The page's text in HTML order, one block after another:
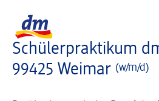
Schülerpraktikum
99425 Weimar (w/m/d)